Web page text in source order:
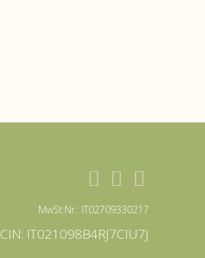
MwSt.Nr.: IT02709330217
CIN: IT021098B4RJ7CIU7J